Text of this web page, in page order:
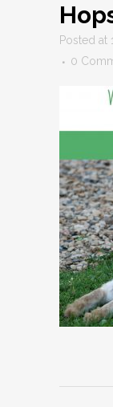
Posted at
0